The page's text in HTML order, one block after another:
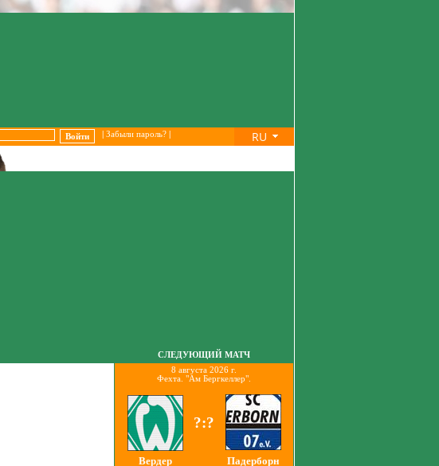
Забыли пароль?| RU
СЛЕДУЮЩИЙ МАТЧ
8 августа 2026 г.
Фехта. "Ам Бергкеллер".
?:?
Вердер Падерборн